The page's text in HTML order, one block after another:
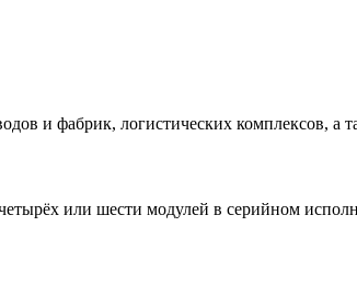
и фабрик, логистических комплексов,
или шести модулей в серийном